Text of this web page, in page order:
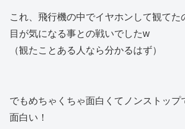
これ、飛行機の中でイヤホンして観てた
目が気になる事との戦いでしたw
（観たことある人なら分かるはず）
でもめちゃくちゃ面白くてノンストップ
面白い！